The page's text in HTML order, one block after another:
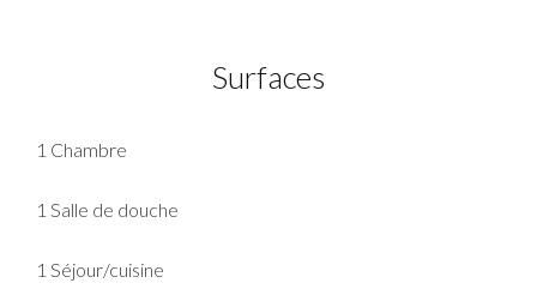
Surfaces
1 Chambre
1 Salle de douche
1 Séjour/cuisine